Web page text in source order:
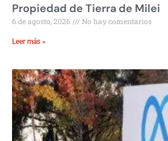
Propiedad de Tierra de Milei
6 de agosto, 2026 No hay comentarios
Leer más »